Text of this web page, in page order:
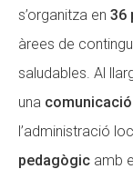
s’organitza en 36
àrees de
saludables. Al
una
l’administració
pedagògic amb